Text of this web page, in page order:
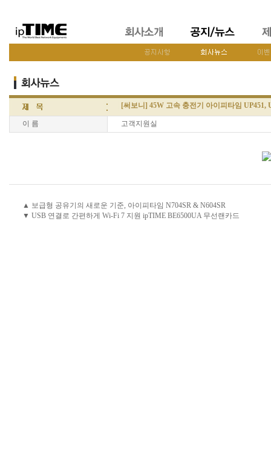
[써보니] 45W 고속 충전기 아이피타임 UP451,
이 름 고객지원실
▲ 보급형 공유기의 새로운 기준, 아이피타임 N704SR & N604SR
▼ USB 연결로 간편하게 Wi-Fi 7 지원 ipTIME BE6500UA 무선랜카드